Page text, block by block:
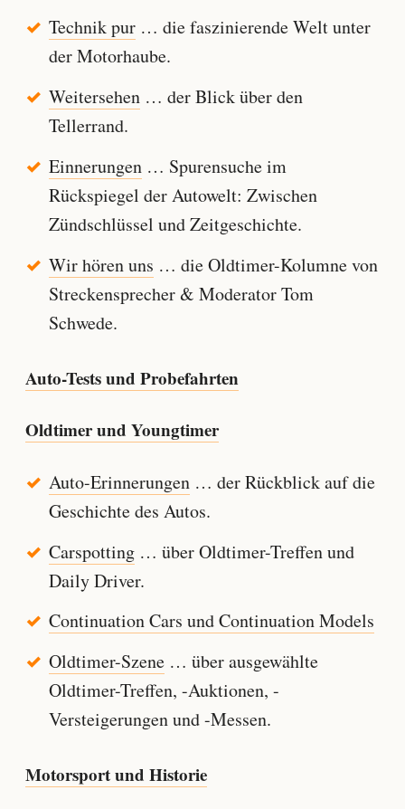
Technik pur… die faszinierende Welt unter
der Motorhaube.
Weitersehen… der Blick über den
Tellerrand.
Einnerungen… Spurensuche im
Rückspiegel der Autowelt: Zwischen
Zündschlüssel und Zeitgeschichte.
Wir hören uns … die Oldtimer-Kolumne von
Streckensprecher & Moderator Tom
Schwede.
Auto-Tests und Probefahrten
Oldtimer und Youngtimer
Auto-Erinnerungen… der Rückblick auf die
Geschichte des Autos.
Carspotting… über Oldtimer-Treffen und
Daily Driver.
Continuation Cars und Continuation Models
Oldtimer-Szene… über ausgewählte
Oldtimer-Treffen, -Auktionen, -
Versteigerungen und -Messen.
Motorsport und Historie